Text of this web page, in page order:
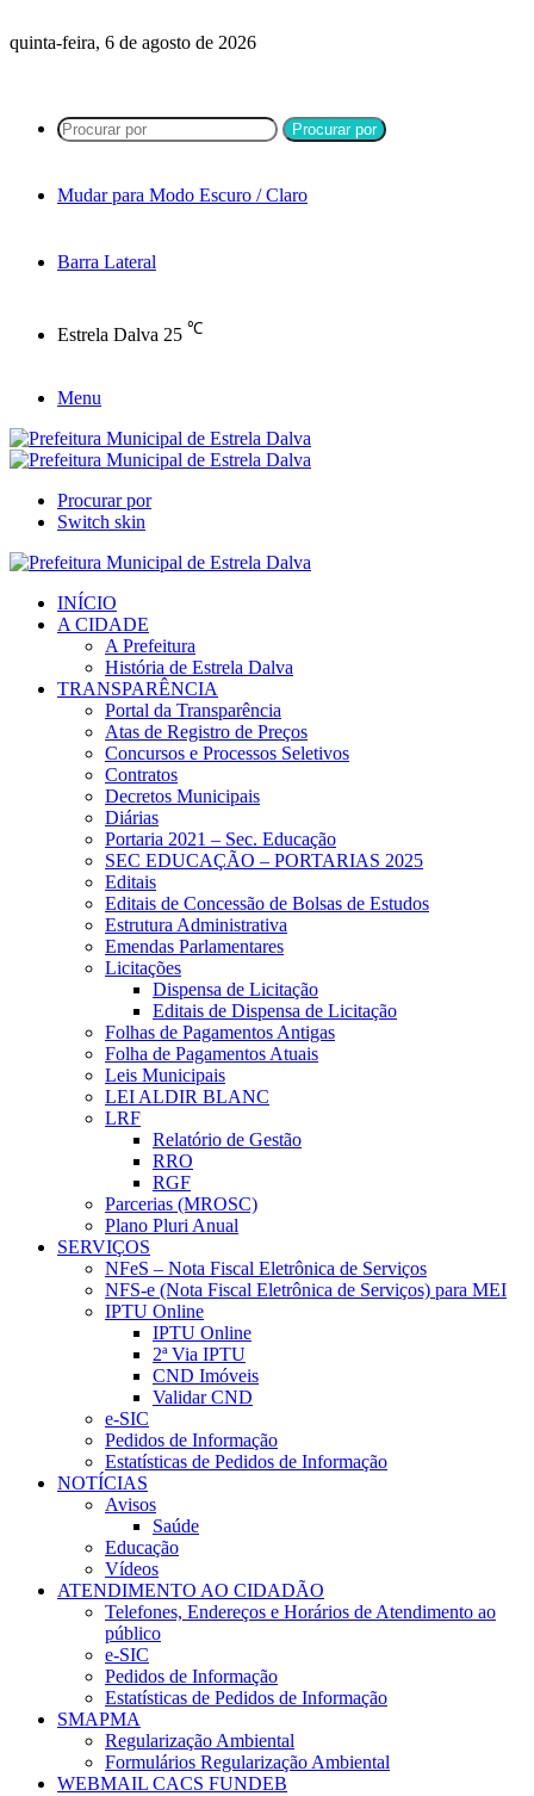
quinta-feira, 6 de agosto de 2026
Procurar por
Mudar para Modo Escuro / Claro
Barra Lateral
Estrela Dalva 25 ℃
Menu
Procurar por
Switch skin
INÍCIO
A CIDADE
A Prefeitura
História de Estrela Dalva
TRANSPARÊNCIA
Portal da Transparência
Atas de Registro de Preços
Concursos e Processos Seletivos
Contratos
Decretos Municipais
Diárias
Portaria 2021 – Sec. Educação
SEC EDUCAÇÃO – PORTARIAS 2025
Editais
Editais de Concessão de Bolsas de Estudos
Estrutura Administrativa
Emendas Parlamentares
Licitações
Dispensa de Licitação
Editais de Dispensa de Licitação
Folhas de Pagamentos Antigas
Folha de Pagamentos Atuais
Leis Municipais
LEI ALDIR BLANC
LRF
Relatório de Gestão
RRO
RGF
Parcerias (MROSC)
Plano Pluri Anual
SERVIÇOS
NFeS – Nota Fiscal Eletrônica de Serviços
NFS-e (Nota Fiscal Eletrônica de Serviços) para MEI
IPTU Online
IPTU Online
2ª Via IPTU
CND Imóveis
Validar CND
e-SIC
Pedidos de Informação
Estatísticas de Pedidos de Informação
NOTÍCIAS
Avisos
Saúde
Educação
Vídeos
ATENDIMENTO AO CIDADÃO
Telefones, Endereços e Horários de Atendimento ao
público
e-SIC
Pedidos de Informação
Estatísticas de Pedidos de Informação
SMAPMA
Regularização Ambiental
Formulários Regularização Ambiental
WEBMAIL CACS FUNDEB